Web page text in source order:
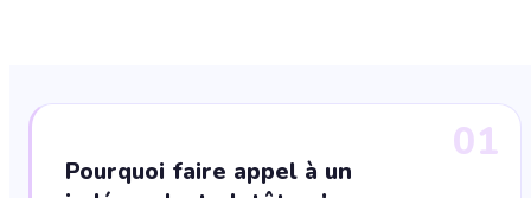
01
Pourquoi faire appel à un